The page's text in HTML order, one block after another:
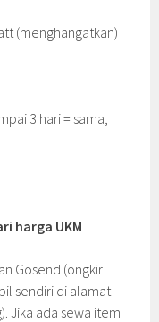
(menghangatkan)
3 hari = sama,
harga UKM
Gosend (ongkir
sendiri di alamat
Jika ada sewa item